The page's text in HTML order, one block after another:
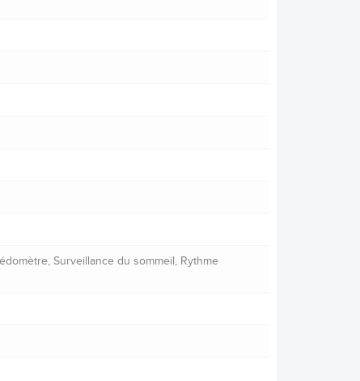
Surveillance du sommeil, Rythme